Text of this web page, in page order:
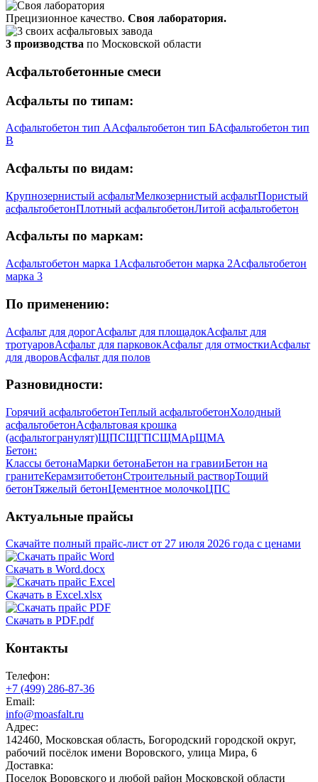
Прецизионное качество. Своя лаборатория.
3 производства по Московской области
Асфальтобетонные смеси
Асфальты по типам:
Асфальтобетон тип ААсфальтобетон тип БАсфальтобетон тип
В
Асфальты по видам:
Крупнозернистый асфальтМелкозернистый асфальтПористый
асфальтобетонПлотный асфальтобетонЛитой асфальтобетон
Асфальты по маркам:
Асфальтобетон марка 1 Асфальтобетон марка 2Асфальтобетон
марка 3
По применению:
Асфальт для дорогАсфальт для площадокАсфальт для
тротуаровАсфальт для парковокАсфальт для отмосткиАсфальт
для дворовАсфальт для полов
Разновидности:
Горячий асфальтобетонТеплый асфальтобетонХолодный
асфальтобетонАсфальтовая крошка
(асфальтогранулят)ЩПСЩГПСЩМАрЩМА
Бетон:
Классы бетонаМарки бетонаБетон на гравииБетон на
гранитеКерамзитобетонСтроительный растворТощий
бетонТяжелый бетонЦементное молочкоЦПС
Актуальные прайсы
Скачайте полный прайс-лист от 27 июля 2026 года с ценами
Скачать в Word.docx
Скачать в Excel.xlsx
Скачать в PDF.pdf
Контакты
Телефон:
+7 (499) 286-87-36
Email:
info@moasfalt.ru
Адрес:
142460, Московская область, Богородский городской округ,
рабочий посёлок имени Воровского, улица Мира, 6
Доставка:
Поселок Воровского и любой район Московской области